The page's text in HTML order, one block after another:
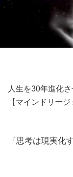
人生を30年進化さ
【マインドリージ
『思考は現実化